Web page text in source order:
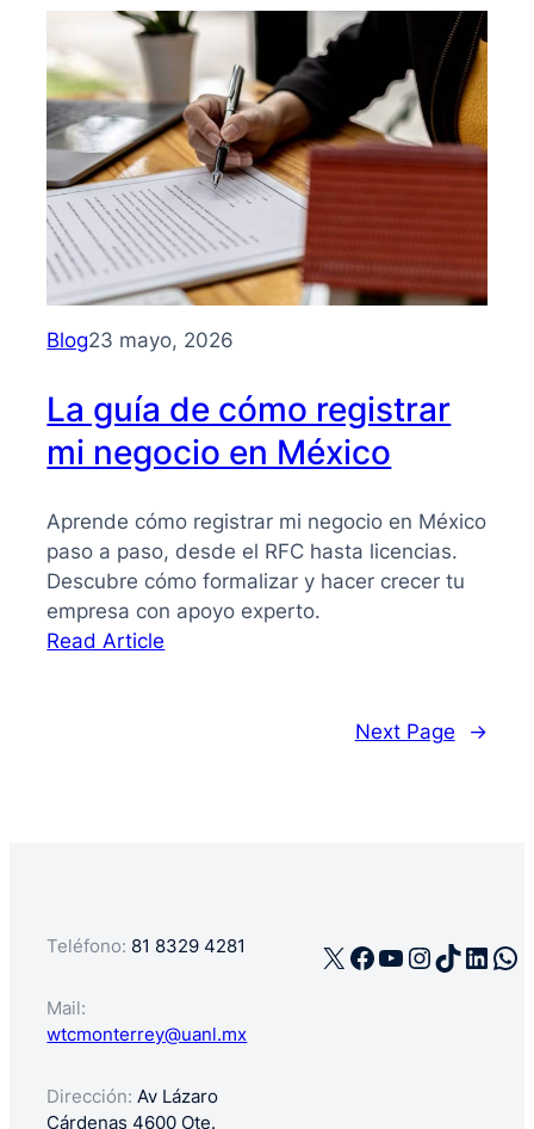
Guía
clara
para
entender
su
importancia
y
beneficios
Blog23 mayo, 2026
La guía de cómo registrar
mi negocio en México
Aprende cómo registrar mi negocio en México
paso a paso, desde el RFC hasta licencias.
Descubre cómo formalizar y hacer crecer tu
empresa con apoyo experto.
Read Article
Next Page →
Teléfono: 81 8329 4281
Mail:
wtcmonterrey@uanl.mx
Dirección: Av Lázaro
Cárdenas 4600 Ote.
X Facebook
YouTube
TikTok